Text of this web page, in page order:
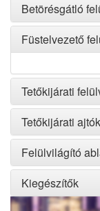
Betörésgátló
Füstelvezető
Tetőkijárati
Tetőkijárati
Felülvilágító
Kiegészítők